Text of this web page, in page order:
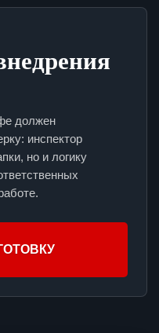
должен
инспектор
но и логику